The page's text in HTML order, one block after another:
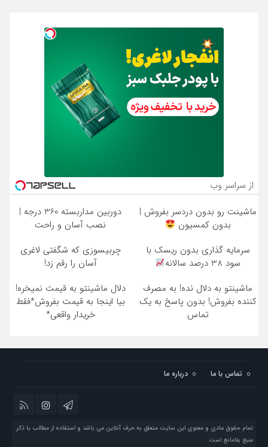
از سراسر وب
ماشینت رو بدون دردسر بفروش |
بدون کمسیون
دوربین مداربسته 360 درجه |
نصب آسان و راحت
سرمایه گذاری بدون ریسک با
سود 38 درصد سالانه
چربیسوزی که شگفتی لاغری
آسان را رقم زد!
ماشینتو به دلال نده! به مصرف
کننده بفروش! بدون پاسخ به یک
تماس
دلال ماشینتو به قیمت نمیخره!
بیا اینجا به قیمت بفروش*فقط
خریدار واقعی*
تماس با ما درباره ما
تمام حقوق مادی و معنوی این سایت متعلق به حرف آنلاین می باشد و استفاده از مطالب با ذکر
منبع بلامانع است.